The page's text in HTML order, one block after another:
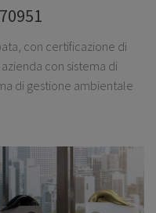
con certificazione di
con sistema di
di gestione ambientale